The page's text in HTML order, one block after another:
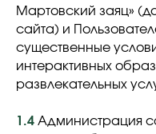
Мартовский заяц»
сайта) и
существенные
интерактивных
развлекательных
1.4 Администрация